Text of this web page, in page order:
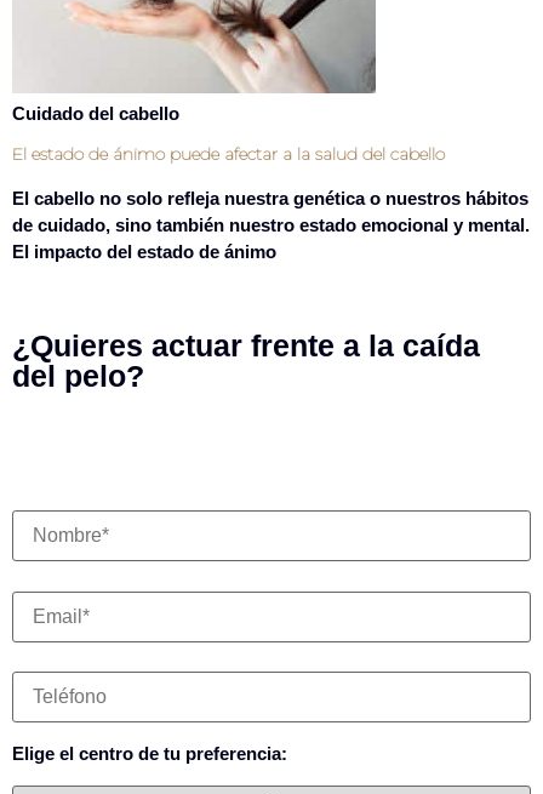
Cuidado del cabello
El estado de ánimo puede afectar a la salud del cabello
El cabello no solo refleja nuestra genética o nuestros hábitos
de cuidado, sino también nuestro estado emocional y mental.
El impacto del estado de ánimo
¿Quieres actuar frente a la caída
del pelo?
Elige el centro de tu preferencia: